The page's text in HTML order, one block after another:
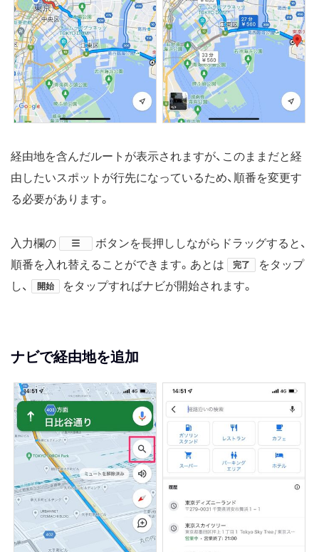
経由地を含んだルートが表示されますが、このままだと経
由したいスポットが行先になっているため、順番を変更す
る必要があります。
入力欄の
​ボタンを長押ししながらドラッグすると、
順番を入れ替えることができます。あとは
完了
をタップ
し、
開始 をタップすればナビが開始されます。
ナビで経由地を追加